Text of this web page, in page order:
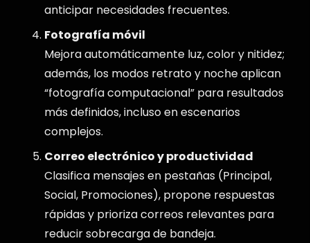
anticipar necesidades frecuentes.
Fotografía móvil
Mejora automáticamente luz, color y nitidez;
además, los modos retrato y noche aplican
“fotografía computacional” para resultados
más definidos, incluso en escenarios
complejos.
Correo electrónico y productividad
Clasifica mensajes en pestañas (Principal,
Social, Promociones), propone respuestas
rápidas y prioriza correos relevantes para
reducir sobrecarga de bandeja.